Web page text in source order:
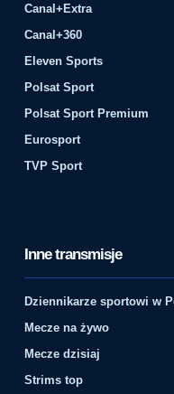
Canal+Extra
Canal+360
Eleven Sports
Polsat Sport
Polsat Sport Premium
Eurosport
TVP Sport
Inne transmisje
Dziennikarze sportowi w
Mecze na żywo
Mecze dzisiaj
Strims top